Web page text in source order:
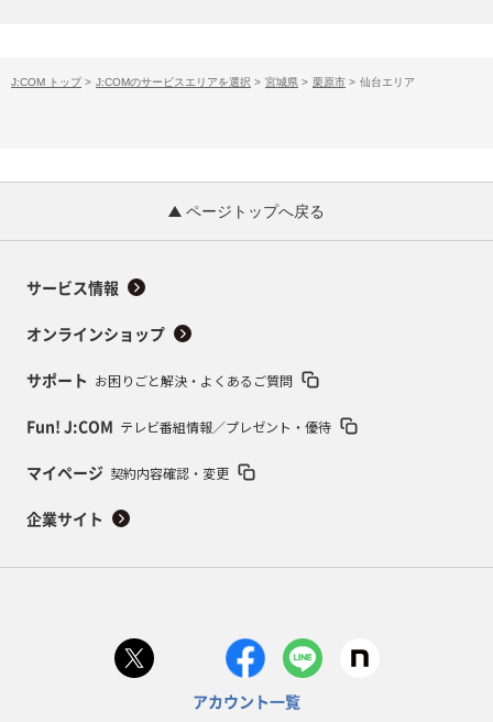
J:COM トップ > J:COMのサービスエリアを選択 > 宮城県 > 栗原市 > 仙台エリア
ページトップへ戻る
サービス情報
オンラインショップ
サポート お困りごと解決・よくあるご質問
Fun! J:COM テレビ番組情報／プレゼント・優待
マイページ 契約内容確認・変更
企業サイト
アカウント一覧